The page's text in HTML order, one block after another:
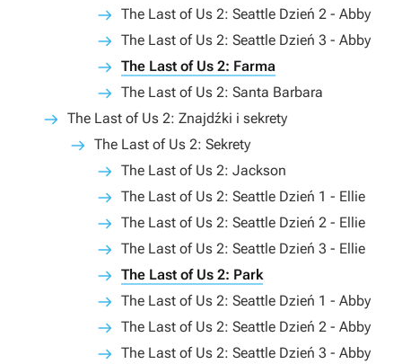
The Last of Us 2: Seattle Dzień 2 - Abby
The Last of Us 2: Seattle Dzień 3 - Abby
The Last of Us 2: Farma
The Last of Us 2: Santa Barbara
The Last of Us 2: Znajdźki i sekrety
The Last of Us 2: Sekrety
The Last of Us 2: Jackson
The Last of Us 2: Seattle Dzień 1 - Ellie
The Last of Us 2: Seattle Dzień 2 - Ellie
The Last of Us 2: Seattle Dzień 3 - Ellie
The Last of Us 2: Park
The Last of Us 2: Seattle Dzień 1 - Abby
The Last of Us 2: Seattle Dzień 2 - Abby
The Last of Us 2: Seattle Dzień 3 - Abby